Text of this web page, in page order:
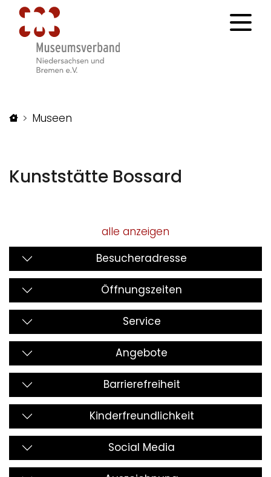
Startseite
Museen
Kunststätte Bossard
alle anzeigen
Besucheradresse
Öffnungszeiten
Service
Angebote
Barrierefreiheit
Kinderfreundlichkeit
Social Media